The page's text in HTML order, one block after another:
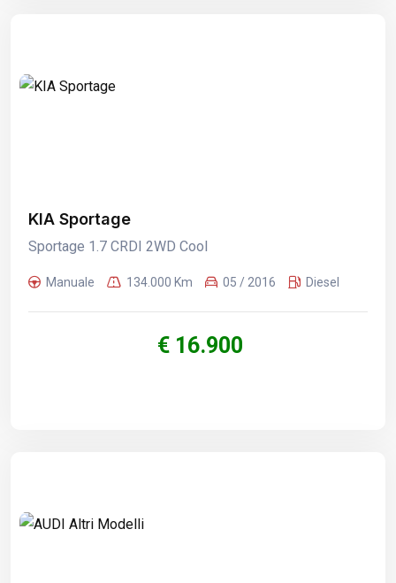
KIA Sportage
Sportage 1.7 CRDI 2WD Cool
Manuale 134.000 Km 05 / 2016 Diesel
€ 16.900